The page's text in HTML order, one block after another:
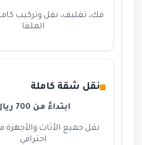
فك، تغليف، نقل وتركيب
الملقا
نقل شقة كاملة
ابتداءً من 700 ريال
نقل جميع الأثاث
احترافي